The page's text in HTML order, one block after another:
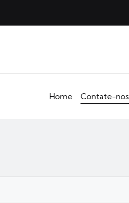
Home Contate-nos